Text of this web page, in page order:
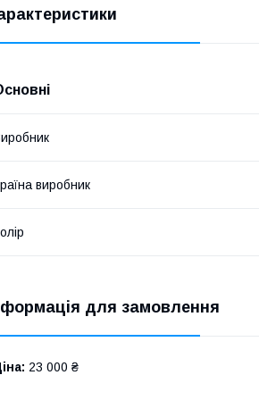
виробник
для замовлення
23 000 ₴